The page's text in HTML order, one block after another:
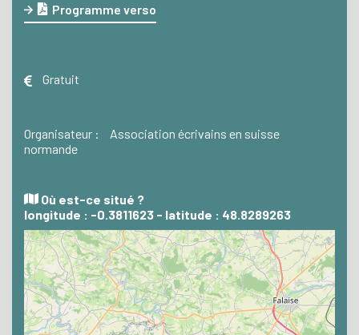
Programme verso
Gratuit
Organisateur :
Association écrivains en suisse
normande
Où est-ce situé ?
longitude : -0.3811623 - latitude : 48.8289263